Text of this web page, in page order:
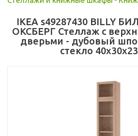
IKEA s49287430 BILLY
ОКСБЕРГ Стеллаж с
дверьми - дубовый
стекло